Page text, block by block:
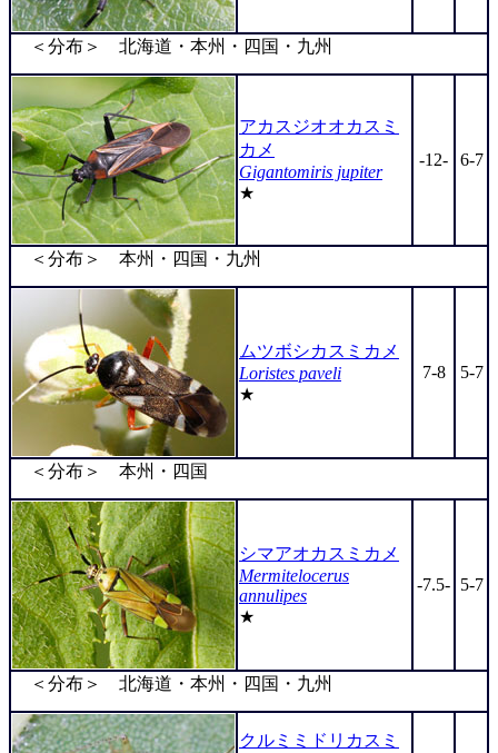
＜分布＞ 北海道・本州・四国・九州
アカスジオオカスミ
カメ
Gigantomiris jupiter
★
-12- 6-7
＜分布＞ 本州・四国・九州
ムツボシカスミカメ
Loristes paveli
★
7-8 5-7
＜分布＞ 本州・四国
シマアオカスミカメ
Mermitelocerus
annulipes
★
-7.5- 5-7
＜分布＞ 北海道・本州・四国・九州
クルミミドリカスミ